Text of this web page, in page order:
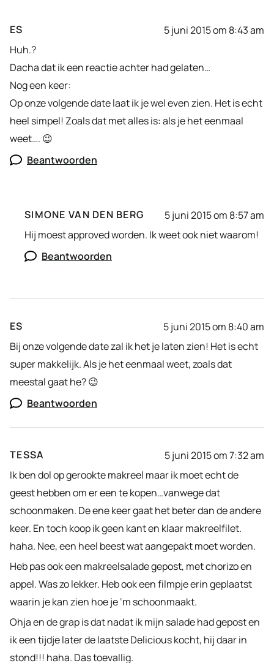
ES
5 juni 2015 om 8:43 am
Huh.?
Dacha dat ik een reactie achter had gelaten…
Nog een keer:
Op onze volgende date laat ik je wel even zien. Het is echt
heel simpel! Zoals dat met alles is: als je het eenmaal
weet…. 😉
Beantwoorden
SIMONE VAN DEN BERG
5 juni 2015 om 8:57 am
Hij moest approved worden. Ik weet ook niet waarom!
Beantwoorden
ES
5 juni 2015 om 8:40 am
Bij onze volgende date zal ik het je laten zien! Het is echt
super makkelijk. Als je het eenmaal weet, zoals dat
meestal gaat he? 😉
Beantwoorden
TESSA
5 juni 2015 om 7:32 am
Ik ben dol op gerookte makreel maar ik moet echt de
geest hebben om er een te kopen…vanwege dat
schoonmaken. De ene keer gaat het beter dan de andere
keer. En toch koop ik geen kant en klaar makreelfilet.
haha. Nee, een heel beest wat aangepakt moet worden.
Heb pas ook een makreelsalade gepost, met chorizo en
appel. Was zo lekker. Heb ook een filmpje erin geplaatst
waarin je kan zien hoe je ‘m schoonmaakt.
Ohja en de grap is dat nadat ik mijn salade had gepost en
ik een tijdje later de laatste Delicious kocht, hij daar in
stond!!! haha. Das toevallig.